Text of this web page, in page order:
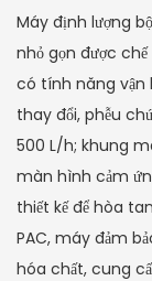
Máy định lượng
nhỏ gọn được
có tính năng vận
thay đổi, phễu
500 L/h; khung
màn hình cảm
thiết kế để hòa
PAC, máy đảm
hóa chất, cung